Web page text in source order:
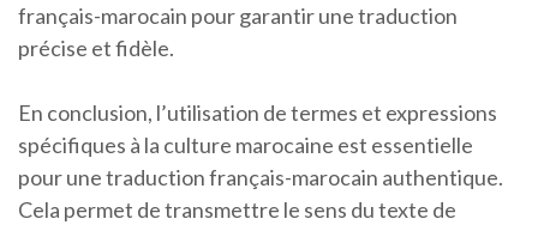
français-marocain pour garantir une traduction
précise et fidèle.
En conclusion, l’utilisation de termes et expressions
spécifiques à la culture marocaine est essentielle
pour une traduction français-marocain authentique.
Cela permet de transmettre le sens du texte de